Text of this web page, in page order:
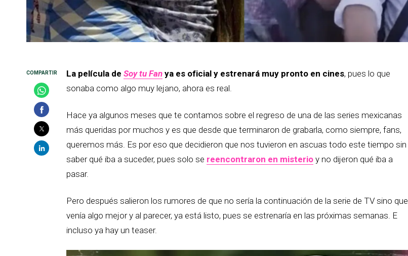
La película de Soy tu Fan ya es oficial y estrenará muy pronto en cines, pues lo que
sonaba como algo muy lejano, ahora es real.
Hace ya algunos meses que te contamos sobre el regreso de una de las series mexicanas
más queridas por muchos y es que desde que terminaron de grabarla, como siempre, fans,
queremos más. Es por eso que decidieron que nos tuvieron en ascuas todo este tiempo sin
saber qué iba a suceder, pues solo se reencontraron en misterio y no dijeron qué iba a
pasar.
Pero después salieron los rumores de que no sería la continuación de la serie de TV sino que
venía algo mejor y al parecer, ya está listo, pues se estrenaría en las próximas semanas. E
incluso ya hay un teaser.